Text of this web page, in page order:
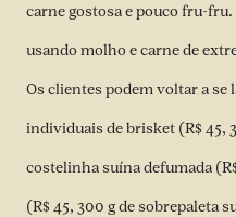
carne gostosa e pouco fru-
usando molho e carne de
Os clientes podem voltar a se
individuais de brisket (R$ 45,
costelinha suína defumada
(R$ 45, 300 g de sobrepaleta